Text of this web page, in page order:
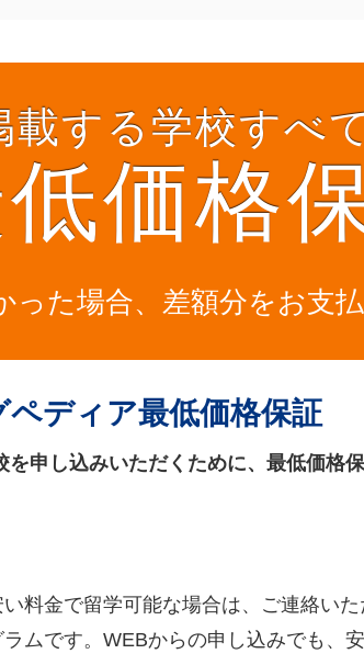
載する学校すべて
価格
った場合、差額分をお支払
ペディア最低価格保証
申し込みいただくために、最低価格
料金で留学可能な場合は、ご連絡い
ムです。WEBからの申し込みでも、